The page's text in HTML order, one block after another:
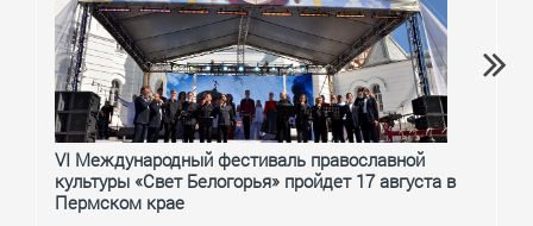
VI Международный фестиваль православной
культуры «Свет Белогорья» пройдет 17 августа в
Пермском крае